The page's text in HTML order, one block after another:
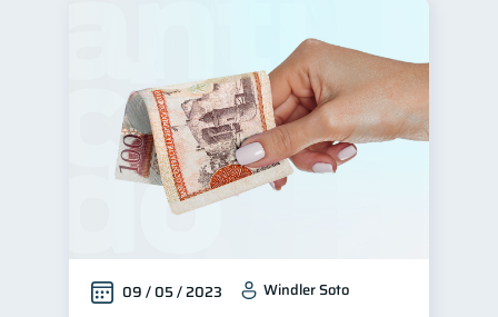
Finanzas personales 44
Manejo de deudas 31
Educación financiera 31
Finanzas para jóvenes 30
Control de deudas
Finanzas familiares
Inclusión financiera 22
09 / 05 / 2023 Windler Soto